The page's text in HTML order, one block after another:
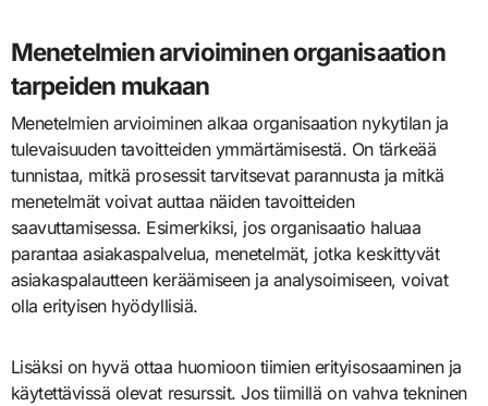
Menetelmien arvioiminen organisaation
tarpeiden mukaan
Menetelmien arvioiminen alkaa organisaation nykytilan ja
tulevaisuuden tavoitteiden ymmärtämisestä. On tärkeää
tunnistaa, mitkä prosessit tarvitsevat parannusta ja mitkä
menetelmät voivat auttaa näiden tavoitteiden
saavuttamisessa. Esimerkiksi, jos organisaatio haluaa
parantaa asiakaspalvelua, menetelmät, jotka keskittyvät
asiakaspalautteen keräämiseen ja analysoimiseen, voivat
olla erityisen hyödyllisiä.
Lisäksi on hyvä ottaa huomioon tiimien erityisosaaminen ja
käytettävissä olevat resurssit. Jos tiimillä on vahva tekninen